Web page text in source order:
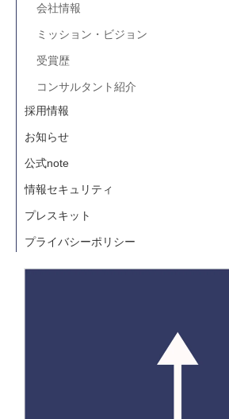
会社情報
ミッション・ビジョン
受賞歴
コンサルタント紹介
採用情報
お知らせ
公式note
情報セキュリティ
プレスキット
プライバシーポリシー